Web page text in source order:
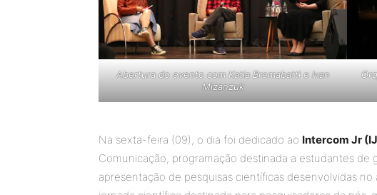
Abertura do evento com Katia Bremabatti e Ivan
Mizanzuk
Na sexta-feira (09), o dia foi dedicado ao Intercom Jr
Comunicação, programação destinada a estudantes de
apresentação de pesquisas científicas desenvolvidas